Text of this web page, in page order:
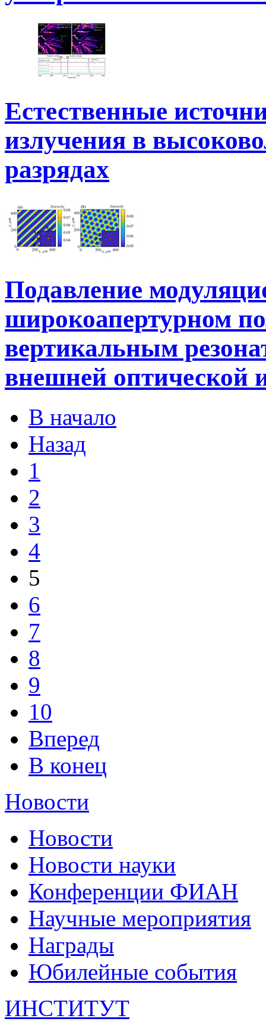
Естественные
излучения в
разрядах
Подавление
широкоапертурном
вертикальным
внешней оптической
В начало
Назад
1
2
3
4
5
6
7
8
9
10
Вперед
В конец
Новости
Новости
Новости науки
Конференции ФИАН
Научные мероприятия
Награды
Юбилейные события
ИНСТИТУТ